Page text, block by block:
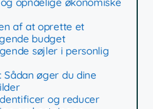
af at oprette et
budget
søjler i personlig
øger du dine
og reducer